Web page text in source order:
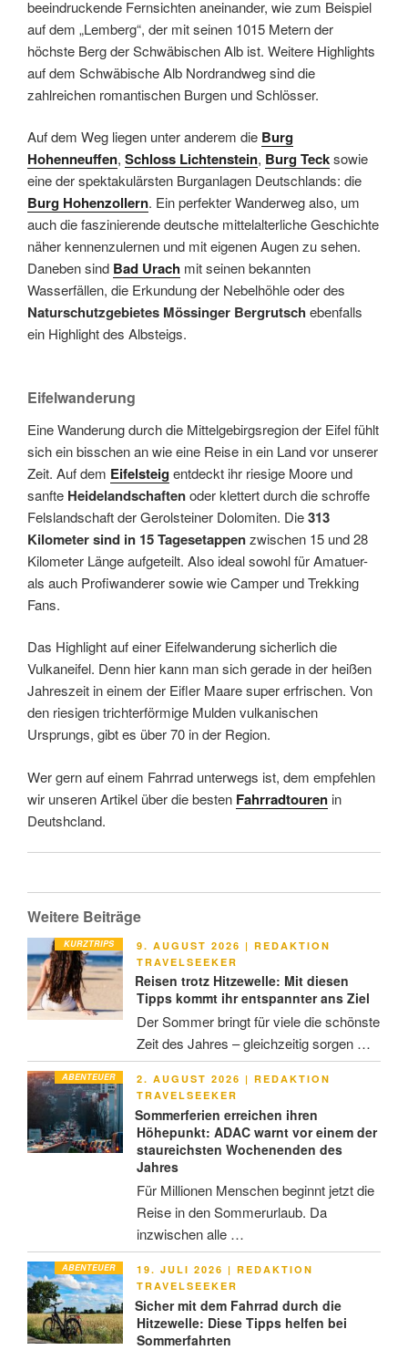
beeindruckende Fernsichten aneinander, wie zum Beispiel
auf dem „Lemberg“, der mit seinen 1015 Metern der
höchste Berg der Schwäbischen Alb ist. Weitere Highlights
auf dem Schwäbische Alb Nordrandweg sind die
zahlreichen romantischen Burgen und Schlösser.
Auf dem Weg liegen unter anderem die Burg
Hohenneuffen, Schloss Lichtenstein, Burg Tecksowie
eine der spektakulärsten Burganlagen Deutschlands: die
Burg Hohenzollern. Ein perfekter Wanderweg also, um
auch die faszinierende deutsche mittelalterliche Geschichte
näher kennenzulernen und mit eigenen Augen zu sehen.
Daneben sind Bad Urach mit seinen bekannten
Wasserfällen, die Erkundung der Nebelhöhle oder des
Naturschutzgebietes Mössinger Bergrutsch ebenfalls
ein Highlight des Albsteigs.
Eifelwanderung
Eine Wanderung durch die Mittelgebirgsregion der Eifel fühlt
sich ein bisschen an wie eine Reise in ein Land vor unserer
Zeit. Auf dem Eifelsteigentdeckt ihr riesige Moore und
sanfte Heidelandschaftenoder klettert durch die schroffe
Felslandschaft der Gerolsteiner Dolomiten. Die313
Kilometer sind in 15 Tagesetappenzwischen 15 und 28
Kilometer Länge aufgeteilt. Also ideal sowohl für Amatuer-
als auch Profiwanderer sowie wie Camper und Trekking
Fans.
Das Highlight auf einer Eifelwanderung sicherlich die
Vulkaneifel. Denn hier kann man sich gerade in der heißen
Jahreszeit in einem der Eifler Maare super erfrischen. Von
den riesigen trichterförmige Mulden vulkanischen
Ursprungs, gibt es über 70 in der Region.
Wer gern auf einem Fahrrad unterwegs ist, dem empfehlen
wir unseren Artikel über die besten Fahrradtouren in
Deutshcland.
Weitere Beiträge
KURZTRIPS
VERÖFFENTLICHT
AM
9. AUGUST 2026 | REDAKTION
TRAVELSEEKER
Reisen trotz Hitzewelle: Mit diesen
Tipps kommt ihr entspannter ans Ziel
Der Sommer bringt für viele die schönste
Zeit des Jahres – gleichzeitig sorgen …
ABENTEUER
VERÖFFENTLICHT
AM
2. AUGUST 2026 | REDAKTION
TRAVELSEEKER
Sommerferien erreichen ihren
Höhepunkt: ADAC warnt vor einem der
staureichsten Wochenenden des
Jahres
Für Millionen Menschen beginnt jetzt die
Reise in den Sommerurlaub. Da
inzwischen alle …
ABENTEUER
VERÖFFENTLICHT
AM
19. JULI 2026 | REDAKTION
TRAVELSEEKER
Sicher mit dem Fahrrad durch die
Hitzewelle: Diese Tipps helfen bei
Sommerfahrten